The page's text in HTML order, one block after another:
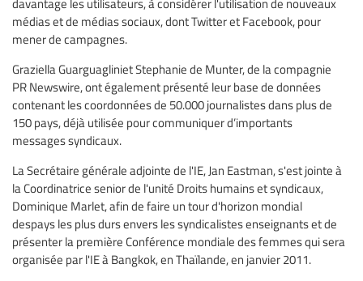
davantage les utilisateurs, à considérer l'utilisation de nouveaux
médias et de médias sociaux, dont Twitter et Facebook, pour
mener de campagnes.
Graziella Guarguagliniet Stephanie de Munter, de la compagnie
PR Newswire, ont également présenté leur base de données
contenant les coordonnées de 50.000 journalistes dans plus de
150 pays, déjà utilisée pour communiquer d’importants
messages syndicaux.
La Secrétaire générale adjointe de l'IE, Jan Eastman, s'est jointe à
la Coordinatrice senior de l'unité Droits humains et syndicaux,
Dominique Marlet, afin de faire un tour d'horizon mondial
despays les plus durs envers les syndicalistes enseignants et de
présenter la première Conférence mondiale des femmes qui sera
organisée par l'IE à Bangkok, en Thaïlande, en janvier 2011.